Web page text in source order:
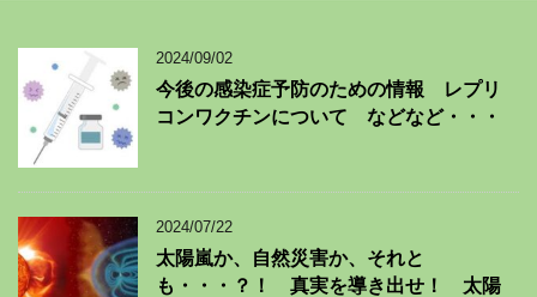
2024/09/02
今後の感染症予防のための情報 レプリ
コンワクチンについて などなど・・・
2024/07/22
太陽嵐か、自然災害か、それと
も・・・？！ 真実を導き出せ！ 太陽